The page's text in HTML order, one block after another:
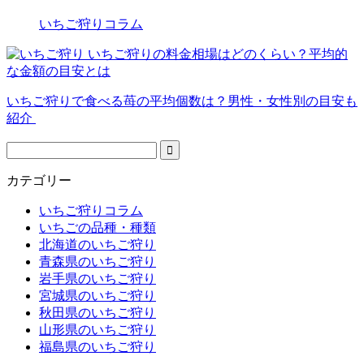
いちご狩りコラム
いちご狩りの料金相場はどのくらい？平均的
な金額の目安とは
いちご狩りで食べる苺の平均個数は？男性・女性別の目安も
紹介
カテゴリー
いちご狩りコラム
いちごの品種・種類
北海道のいちご狩り
青森県のいちご狩り
岩手県のいちご狩り
宮城県のいちご狩り
秋田県のいちご狩り
山形県のいちご狩り
福島県のいちご狩り